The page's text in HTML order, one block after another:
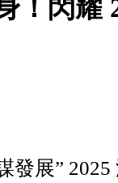
！閃耀
發展”